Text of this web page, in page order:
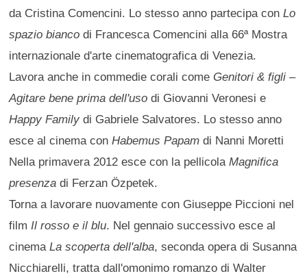
da Cristina Comencini. Lo stesso anno partecipa conLo
spazio bianco di Francesca Comencini alla 66ª Mostra
internazionale d'arte cinematografica di Venezia.
Lavora anche in commedie corali come Genitori & figli –
Agitare bene prima dell'uso di Giovanni Veronesi e
Happy Family di Gabriele Salvatores. Lo stesso anno
esce al cinema conHabemus Papam di Nanni Moretti
Nella primavera 2012 esce con la pellicolaMagnifica
presenza di Ferzan Özpetek.
Torna a lavorare nuovamente con Giuseppe Piccioni nel
film Il rosso e il blu. Nel gennaio successivo esce al
cinemaLa scoperta dell'alba, seconda opera di Susanna
Nicchiarelli, tratta dall'omonimo romanzo di Walter